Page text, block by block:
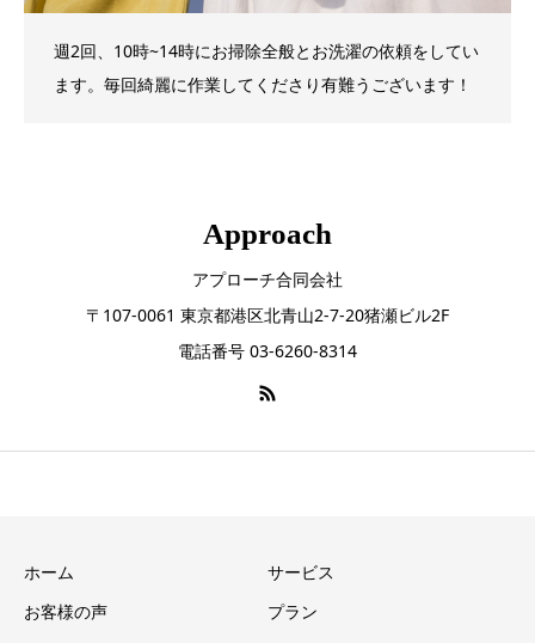
週2回、10時~14時にお掃除全般とお洗濯の依頼をしてい
ます。毎回綺麗に作業してくださり有難うございます！
Approach
アプローチ合同会社
〒107-0061 東京都港区北青山2-7-20猪瀬ビル2F
電話番号 03-6260-8314
ホーム
サービス
お客様の声
プラン